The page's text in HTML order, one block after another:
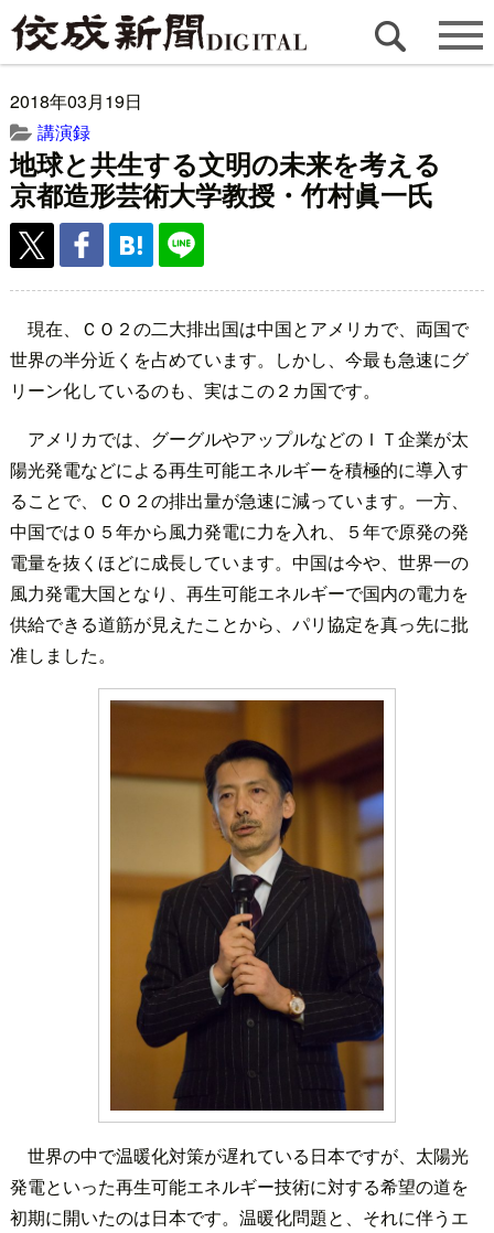
2018年03月19日
講演録
地球と共生する文明の未来を考える
京都造形芸術大学教授・竹村眞一氏
現在、ＣＯ２の二大排出国は中国とアメリカで、両国で
世界の半分近くを占めています。しかし、今最も急速にグ
リーン化しているのも、実はこの２カ国です。
アメリカでは、グーグルやアップルなどのＩＴ企業が太
陽光発電などによる再生可能エネルギーを積極的に導入す
ることで、ＣＯ２の排出量が急速に減っています。一方、
中国では０５年から風力発電に力を入れ、５年で原発の発
電量を抜くほどに成長しています。中国は今や、世界一の
風力発電大国となり、再生可能エネルギーで国内の電力を
供給できる道筋が見えたことから、パリ協定を真っ先に批
准しました。
世界の中で温暖化対策が遅れている日本ですが、太陽光
発電といった再生可能エネルギー技術に対する希望の道を
初期に開いたのは日本です。温暖化問題と、それに伴うエ